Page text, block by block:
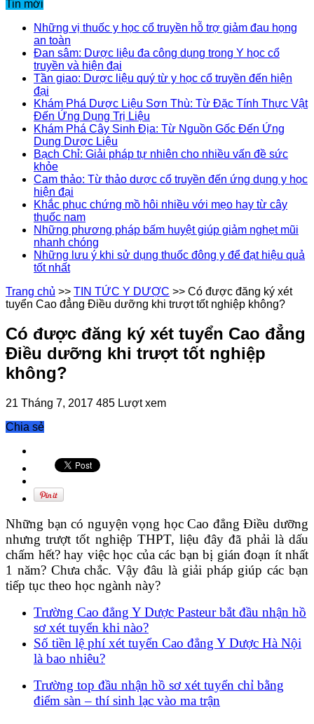
Tin mới
Những vị thuốc y học cổ truyền hỗ trợ giảm đau họng
an toàn
Đan sâm: Dược liệu đa công dụng trong Y học cổ
truyền và hiện đại
Tần giao: Dược liệu quý từ y học cổ truyền đến hiện
đại
Khám Phá Dược Liệu Sơn Thù: Từ Đặc Tính Thực Vật
Đến Ứng Dụng Trị Liệu
Khám Phá Cây Sinh Địa: Từ Nguồn Gốc Đến Ứng
Dụng Dược Liệu
Bạch Chỉ: Giải pháp tự nhiên cho nhiều vấn đề sức
khỏe
Cam thảo: Từ thảo dược cổ truyền đến ứng dụng y học
hiện đại
Khắc phục chứng mồ hôi nhiều với mẹo hay từ cây
thuốc nam
Những phương pháp bấm huyệt giúp giảm nghẹt mũi
nhanh chóng
Những lưu ý khi sử dụng thuốc đông y để đạt hiệu quả
tốt nhất
Trang chủ >> TIN TỨC Y DƯỢC >> Có được đăng ký xét
tuyển Cao đẳng Điều dưỡng khi trượt tốt nghiệp không?
Có được đăng ký xét tuyển Cao đẳng
Điều dưỡng khi trượt tốt nghiệp
không?
21 Tháng 7, 2017 485 Lượt xem
Chia sẻ
Những bạn có nguyện vọng học Cao đẳng Điều dưỡng
nhưng trượt tốt nghiệp THPT, liệu đây đã phải là dấu
chấm hết? hay việc học của các bạn bị gián đoạn ít nhất
1 năm? Chưa chắc. Vậy đâu là giải pháp giúp các bạn
tiếp tục theo học ngành này?
Trường Cao đẳng Y Dược Pasteur bắt đầu nhận hồ
sơ xét tuyển khi nào?
Số tiền lệ phí xét tuyển Cao đẳng Y Dược Hà Nội
là bao nhiêu?
Trường top đầu nhận hồ sơ xét tuyển chỉ bằng
điểm sàn – thí sinh lạc vào ma trận